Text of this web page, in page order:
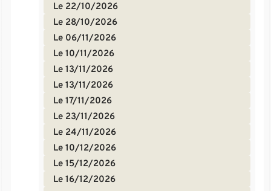
Le 22/10/2026
Le 28/10/2026
Le 06/11/2026
Le 10/11/2026
Le 13/11/2026
Le 13/11/2026
Le 17/11/2026
Le 23/11/2026
Le 24/11/2026
Le 10/12/2026
Le 15/12/2026
Le 16/12/2026